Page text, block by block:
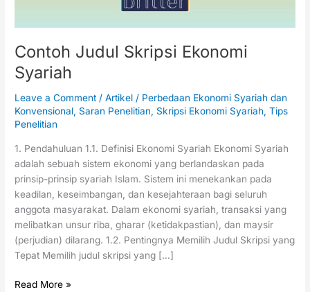
Contoh Judul Skripsi Ekonomi
Syariah
Leave a Comment /Artikel / Perbedaan Ekonomi Syariah dan
Konvensional,Saran Penelitian,Skripsi Ekonomi Syariah,Tips
Penelitian
1. Pendahuluan 1.1. Definisi Ekonomi Syariah Ekonomi Syariah
adalah sebuah sistem ekonomi yang berlandaskan pada
prinsip-prinsip syariah Islam. Sistem ini menekankan pada
keadilan, keseimbangan, dan kesejahteraan bagi seluruh
anggota masyarakat. Dalam ekonomi syariah, transaksi yang
melibatkan unsur riba, gharar (ketidakpastian), dan maysir
(perjudian) dilarang. 1.2. Pentingnya Memilih Judul Skripsi yang
Tepat Memilih judul skripsi yang […]
Read More »